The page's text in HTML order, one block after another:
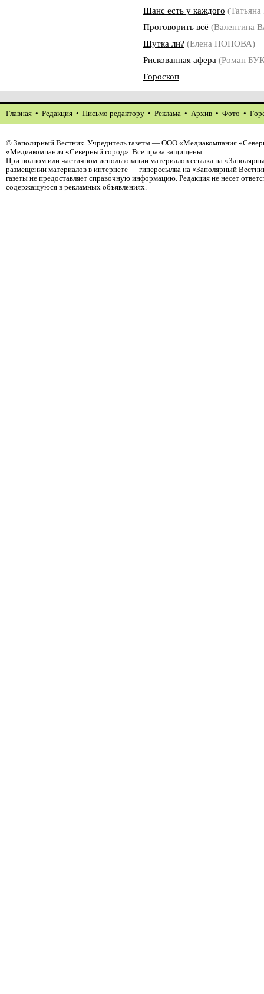
Шанс есть у каждого
Проговорить всё (Валентина
Шутка ли? (Елена ПОПОВА)
Рискованная афера (Роман
Гороскоп
Главная • Редакция • Письмо редактору • Реклама • Архив • Фото •
© Заполярный Вестник. Учредитель газеты — ООО «Медиакомпания
«Медиакомпания «Северный город». Все права защищены.
При полном или частичном использовании материалов ссылка на
размещении материалов в интернете — гиперссылка на «Заполярный
газеты не предоставляет справочную информацию. Редакция не несет
содержащуюся в рекламных объявлениях.